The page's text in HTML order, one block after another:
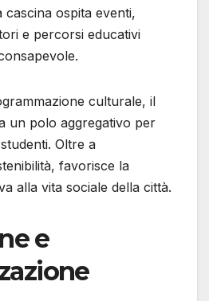
ospita eventi,
e percorsi educativi
culturale, il
un polo aggregativo per
Oltre a
favorisce la
alla vita sociale della città.
e